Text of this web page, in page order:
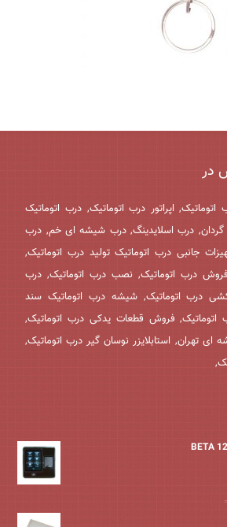
در
اپراتور درب اتوماتیک, درب اتوماتیک
گردان, درب اسلایدینگ, درب شیشه ای خم, درب
جانبی درب اتوماتیک تولید درب اتوماتیک,
درب اتوماتیک, نصب درب اتوماتیک, درب
کشی درب اتوماتیک, شیشه درب اتوماتیک سند
فروش قطعات یدکی درب اتوماتیک,
ای تهران, استابلایزر نوسان گیر درب اتوماتیک,